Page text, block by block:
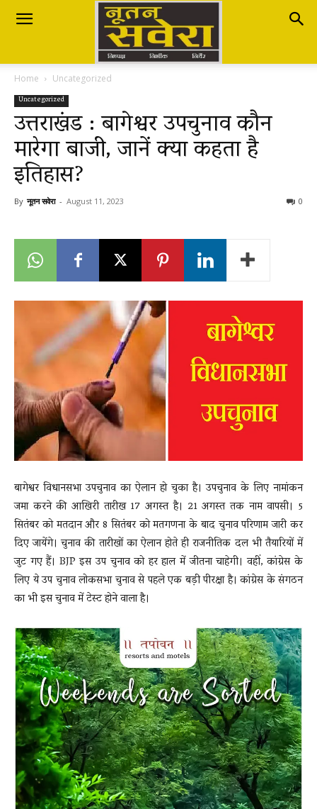
Nutan
Savera
नूतन
सवेरा
LIVE
Home Uncategorized
Uncategorized
उत्तराखंड : बागेश्वर उपचुनाव कौन
मारेगा बाजी, जानें क्या कहता है
इतिहास?
By नूतन सवेरा - August 11, 2023 0
बागेश्वर विधानसभा उपचुनाव का ऐलान हो चुका है। उपचुनाव के लिए नामांकन
जमा करने की आखिरी तारीख 17 अगस्त है। 21 अगस्त तक नाम वापसी। 5
सितंबर को मतदान और 8 सितंबर को मतगणना के बाद चुनाव परिणाम जारी कर
दिए जायेंगे। चुनाव की तारीखों का ऐलान होते ही राजनीतिक दल भी तैयारियों में
जुट गए हैं। BJP इस उप चुनाव को हर हाल में जीतना चाहेगी। वहीं, कांग्रेस के
लिए ये उप चुनाव लोकसभा चुनाव से पहले एक बड़ी पीरक्षा है। कांग्रेस के संगठन
का भी इस चुनाव में टेस्ट होने वाला है।